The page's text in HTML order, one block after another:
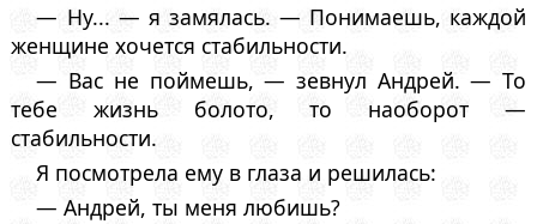
— Ну... — я замялась. — Понимаешь, каждой
женщине хочется стабильности.
— Вас не поймешь, — зевнул Андрей. — То
тебе жизнь болото, то наоборот —
стабильности.
Я посмотрела ему в глаза и решилась:
— Андрей, ты меня любишь?